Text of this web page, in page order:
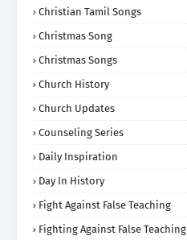
Christian Tamil Songs
Christmas Song
Christmas Songs
Church History
Church Updates
Counseling Series
Daily Inspiration
Day In History
Fight Against False Teaching
Fighting Against False Teaching